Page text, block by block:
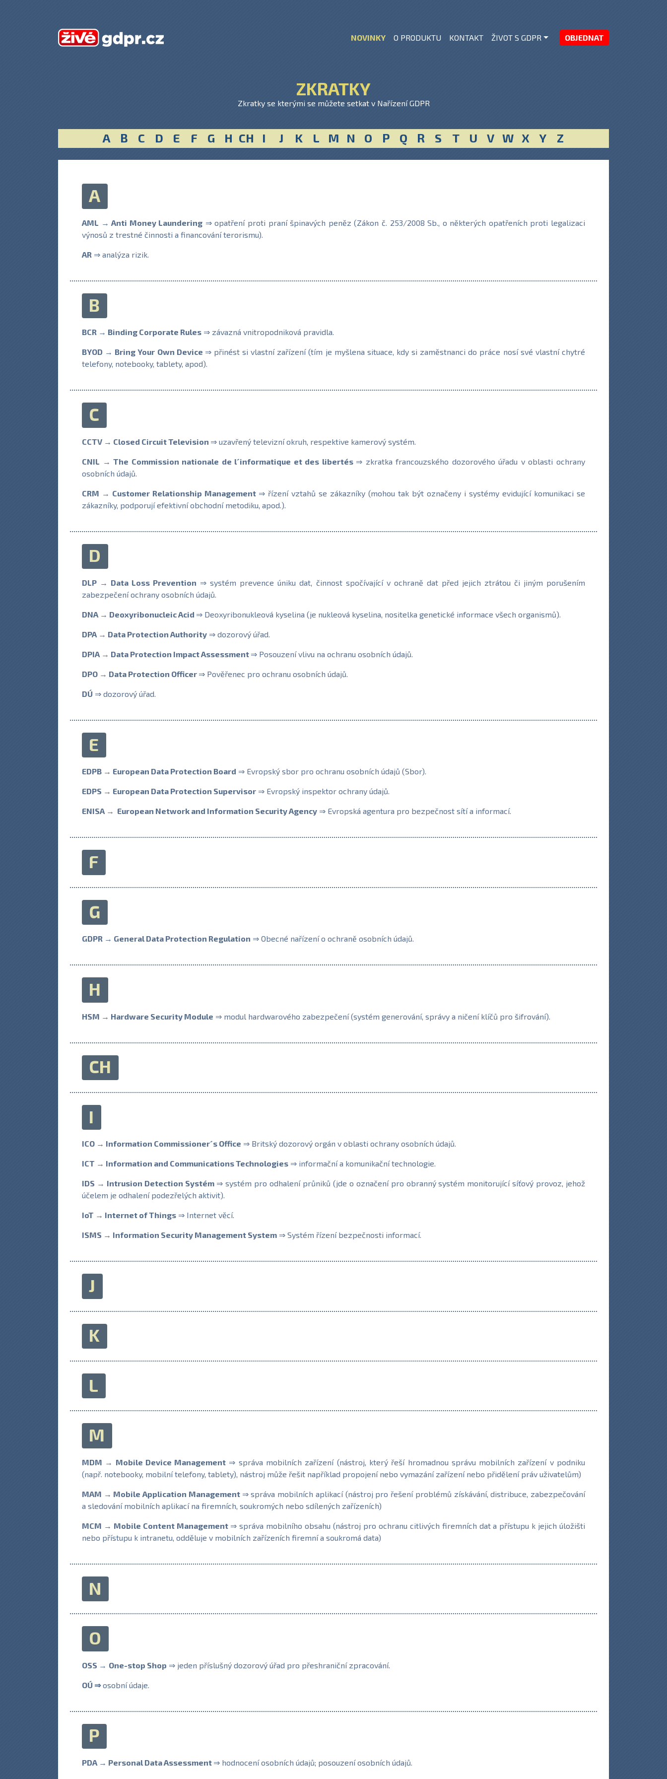
NOVINKY O PRODUKTU KONTAKT ŽIVOT S GDPR OBJEDNAT
ZKRATKY
Zkratky se kterými se můžete setkat v Nařízení GDPR
A B C D E F G H CH I J K L M N O P Q R S T U V W X Y Z
A
AML → Anti Money Laundering ⇒ opatření proti praní špinavých peněz (Zákon č. 253/2008 Sb., o některých opatřeních proti legalizaci
výnosů z trestné činnosti a financování terorismu).
AR ⇒ analýza rizik.
B
BCR → Binding Corporate Rules ⇒ závazná vnitropodniková pravidla.
BYOD → Bring Your Own Device ⇒ přinést si vlastní zařízení (tím je myšlena situace, kdy si zaměstnanci do práce nosí své vlastní chytré
telefony, notebooky, tablety, apod).
C
CCTV → Closed Circuit Television ⇒ uzavřený televizní okruh, respektive kamerový systém.
CNIL → The Commission nationale de l´informatique et des libertés ⇒ zkratka francouzského dozorového úřadu v oblasti ochrany
osobních údajů.
CRM → Customer Relationship Management ⇒ řízení vztahů se zákazníky (mohou tak být označeny i systémy evidující komunikaci se
zákazníky, podporují efektivní obchodní metodiku, apod.).
D
DLP → Data Loss Prevention ⇒ systém prevence úniku dat, činnost spočívající v ochraně dat před jejich ztrátou či jiným porušením
zabezpečení ochrany osobních údajů.
DNA → Deoxyribonucleic Acid ⇒ Deoxyribonukleová kyselina (je nukleová kyselina, nositelka genetické informace všech organismů).
DPA → Data Protection Authority ⇒ dozorový úřad.
DPIA → Data Protection Impact Assessment ⇒ Posouzení vlivu na ochranu osobních údajů.
DPO → Data Protection Officer ⇒ Pověřenec pro ochranu osobních údajů.
DÚ ⇒ dozorový úřad.
E
EDPB → European Data Protection Board ⇒ Evropský sbor pro ochranu osobních údajů (Sbor).
EDPS → European Data Protection Supervisor ⇒ Evropský inspektor ochrany údajů.
ENISA → European Network and Information Security Agency ⇒ Evropská agentura pro bezpečnost sítí a informací.
F
G
GDPR → General Data Protection Regulation ⇒ Obecné nařízení o ochraně osobních údajů.
H
HSM → Hardware Security Module ⇒ modul hardwarového zabezpečení (systém generování, správy a ničení klíčů pro šifrování).
CH
I
ICO → Information Commissioner´s Office ⇒ Britský dozorový orgán v oblasti ochrany osobních údajů.
ICT → Information and Communications Technologies ⇒ informační a komunikační technologie.
IDS → Intrusion Detection Systém⇒ systém pro odhalení průniků (jde o označení pro obranný systém monitorující síťový provoz, jehož
účelem je odhalení podezřelých aktivit).
IoT → Internet of Things ⇒ Internet věcí.
ISMS → Information Security Management System ⇒ Systém řízení bezpečnosti informací.
J
K
L
M
MDM → Mobile Device Management ⇒ správa mobilních zařízení (nástroj, který řeší hromadnou správu mobilních zařízení v podniku
(např. notebooky, mobilní telefony, tablety), nástroj může řešit například propojení nebo vymazání zařízení nebo přidělení práv uživatelům)
MAM → Mobile Application Management ⇒ správa mobilních aplikací (nástroj pro řešení problémů získávání, distribuce, zabezpečování
a sledování mobilních aplikací na firemních, soukromých nebo sdílených zařízeních)
MCM → Mobile Content Management⇒ správa mobilního obsahu (nástroj pro ochranu citlivých firemních dat a přístupu k jejich úložišti
nebo přístupu k intranetu, odděluje v mobilních zařízeních firemní a soukromá data)
N
O
OSS → One-stop Shop ⇒ jeden příslušný dozorový úřad pro přeshraniční zpracování.
OÚ ⇒osobní údaje.
P
PDA → Personal Data Assessment ⇒ hodnocení osobních údajů; posouzení osobních údajů.